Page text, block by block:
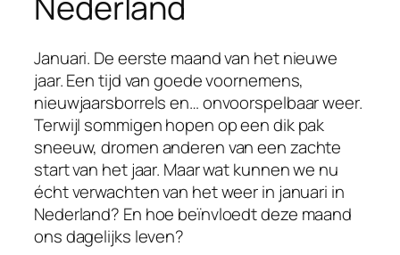
Januari. De eerste maand van het nieuwe
jaar. Een tijd van goede voornemens,
nieuwjaarsborrels en… onvoorspelbaar weer.
Terwijl sommigen hopen op een dik pak
sneeuw, dromen anderen van een zachte
start van het jaar. Maar wat kunnen we nu
écht verwachten van het weer in januari in
Nederland? En hoe beïnvloedt deze maand
ons dagelijks leven?